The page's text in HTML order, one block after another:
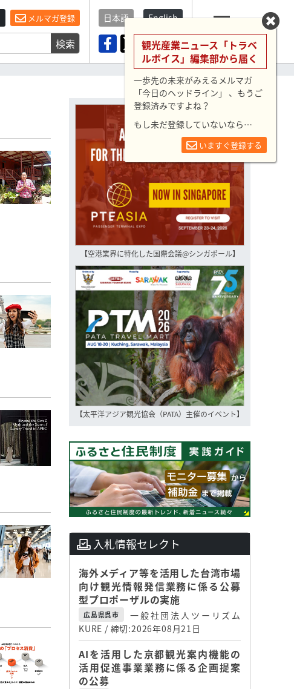
メルマガ登録
検索
日本語 English
メニュー
【空港業界に特化した国際会議@シンガポール】
【太平洋アジア観光協会（PATA）主催のイベント】
入札情報セレクト
海外メディア等を活用した台湾市場
向け観光情報発信業務に係る公募
型プロポーザルの実施
広島県呉市
一般社団法人ツーリズム
KURE / 締切:2026年08月21日
AIを活用した京都観光案内機能の
活用促進事業業務に係る企画提案
の公募
観光産業ニュース「トラベ
ルボイス」編集部から届く
一歩先の未来がみえるメルマガ
「今日のヘッドライン」 、もうご
登録済みですよね？
もし未だ登録していないなら…
いますぐ登録する